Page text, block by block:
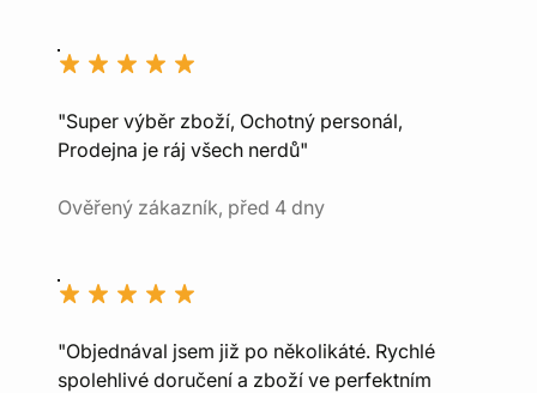
"Super výběr zboží, Ochotný personál,
Prodejna je ráj všech nerdů"
Ověřený zákazník, před 4 dny
"Objednával jsem již po několikáté. Rychlé
spolehlivé doručení a zboží ve perfektním